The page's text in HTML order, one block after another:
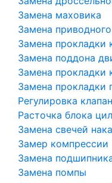
Замена маховика
Замена
Замена прокладки
Замена поддона
Замена прокладки
Замена прокладки
Регулировка
Расточка блока
Замена свечей
Замер компрессии
Замена
Замена помпы